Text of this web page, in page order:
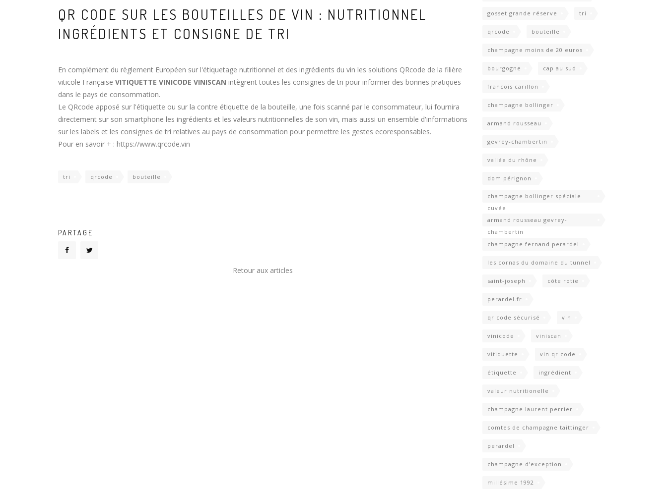
QR CODE SUR LES BOUTEILLES DE VIN : NUTRITIONNEL
INGRÉDIENTS ET CONSIGNE DE TRI
En complément du règlement Européen sur l'étiquetage nutritionnel et des ingrédients du vin les solutions QRcode de la filière
viticole Française VITIQUETTE VINICODE VINISCAN intègrent toutes les consignes de tri pour informer des bonnes pratiques
dans le pays de consommation.
Le QRcode apposé sur l'étiquette ou sur la contre étiquette de la bouteille, une fois scanné par le consommateur, lui fournira
directement sur son smartphone les ingrédients et les valeurs nutritionnelles de son vin, mais aussi un ensemble d'informations
sur les labels et les consignes de tri relatives au pays de consommation pour permettre les gestes ecoresponsables.
Pour en savoir + : https://www.qrcode.vin
tri qrcode bouteille
PARTAGE
Retour aux articles
gosset grande réserve tri
qrcode bouteille
champagne moins de 20 euros
bourgogne cap au sud
francois carillon
champagne bollinger
armand rousseau
gevrey-chambertin
vallée du rhône
dom pérignon
champagne bollinger spéciale
cuvée
armand rousseau gevrey-
chambertin
champagne fernand perardel
les cornas du domaine du tunnel
saint-joseph côte rotie
perardel.fr
qr code sécurisé vin
vinicode viniscan
vitiquette vin qr code
étiquette ingrédient
valeur nutritionelle
champagne laurent perrier
comtes de champagne taittinger
perardel
champagne d’exception
millésime 1992